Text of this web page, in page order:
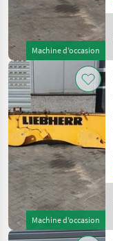
Machine d’occasion
Machine d’occasion